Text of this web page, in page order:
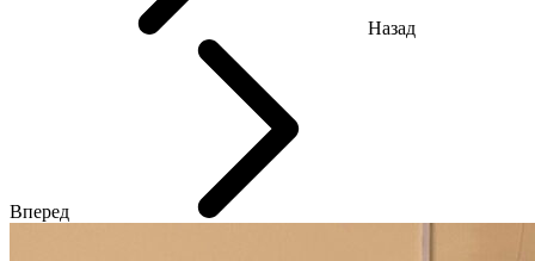
Назад
Вперед